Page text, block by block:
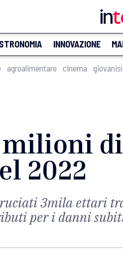
INNOVAZIONE
agroalimentare cinema giovanisì
2022
3mila ettari
per i danni